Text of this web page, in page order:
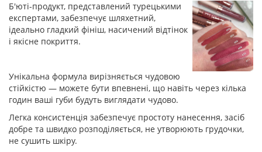
Б'юті-продукт, представлений турецькими
експертами, забезпечує шляхетний,
ідеально гладкий фініш, насичений відтінок
і якісне покриття.
Унікальна формула вирізняється чудовою
стійкістю — можете бути впевнені, що навіть через кілька
годин ваші губи будуть виглядати чудово.
Легка консистенція забезпечує простоту нанесення, засіб
добре та швидко розподіляється, не утворюють грудочки,
не сушить шкіру.